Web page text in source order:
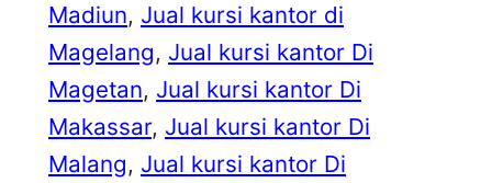
Madiun, Jual kursi kantor di
Magelang, Jual kursi kantor Di
Magetan, Jual kursi kantor Di
Makassar, Jual kursi kantor Di
Malang, Jual kursi kantor Di